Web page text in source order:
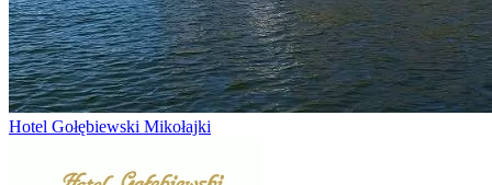
Hotel Gołębiewski Mikołajki